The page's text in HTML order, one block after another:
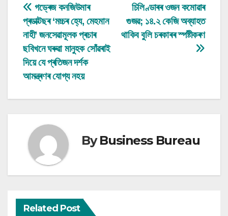
Post
navigation
চিলিণ্ডাৰৰ ওজন কমোৱাৰ
গুজৱ; ১৪.২ কেজি অব্যাহত
থাকিব বুলি চৰকাৰৰ স্পষ্টীকৰণ
গড্ৰেজ কনজিউমাৰ
প্ৰডাক্টছৰ ‘মচ্চৰ হ্যে, মেহমান
নাহী’ জনসেৱামূলক প্ৰচাৰ
ছবিখনে ঘৰুৱা মানুহক সোঁৱৰাই
দিয়ে যে প্ৰতিজন দৰ্শক
আমন্ত্ৰণৰ যোগ্য নহয়
ByBusiness Bureau
Related Post